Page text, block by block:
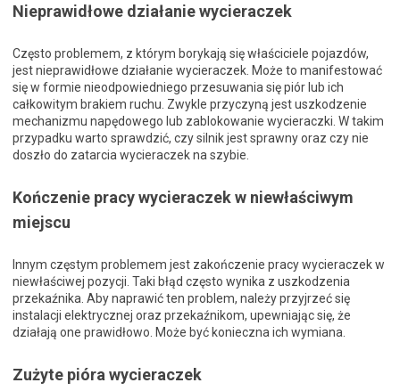
Nieprawidłowe działanie wycieraczek
Często problemem, z którym borykają się właściciele pojazdów,
jest nieprawidłowe działanie wycieraczek. Może to manifestować
się w formie nieodpowiedniego przesuwania się piór lub ich
całkowitym brakiem ruchu. Zwykle przyczyną jest uszkodzenie
mechanizmu napędowego lub zablokowanie wycieraczki. W takim
przypadku warto sprawdzić, czy silnik jest sprawny oraz czy nie
doszło do zatarcia wycieraczek na szybie.
Kończenie pracy wycieraczek w niewłaściwym
miejscu
Innym częstym problemem jest zakończenie pracy wycieraczek w
niewłaściwej pozycji. Taki błąd często wynika z uszkodzenia
przekaźnika. Aby naprawić ten problem, należy przyjrzeć się
instalacji elektrycznej oraz przekaźnikom, upewniając się, że
działają one prawidłowo. Może być konieczna ich wymiana.
Zużyte pióra wycieraczek